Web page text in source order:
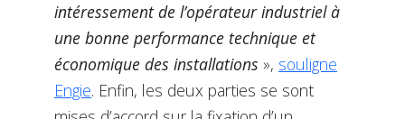
intéressement de l’opérateur industriel à
une bonne performance technique et
économique des installations », souligne
Engie. Enfin, les deux parties se sont